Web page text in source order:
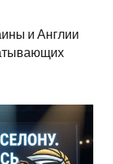
и Англии